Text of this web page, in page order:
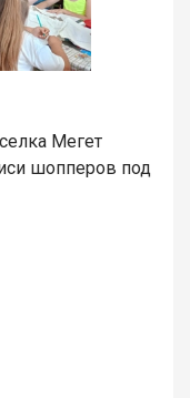
Мегет
шопперов под